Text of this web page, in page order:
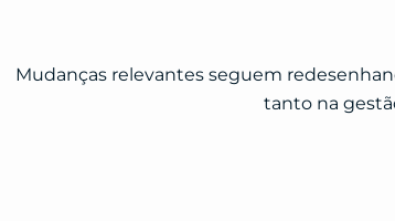
Mudanças relevantes seguem
tanto na